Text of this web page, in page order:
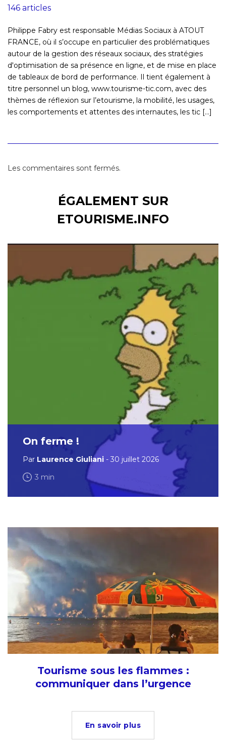
146 articles
Philippe Fabry est responsable Médias Sociaux à ATOUT
FRANCE, où il s’occupe en particulier des problématiques
autour de la gestion des réseaux sociaux, des stratégies
d'optimisation de sa présence en ligne, et de mise en place
de tableaux de bord de performance. Il tient également à
titre personnel un blog, www.tourisme-tic.com, avec des
thèmes de réflexion sur l’etourisme, la mobilité, les usages,
les comportements et attentes des internautes, les tic [...]
Les commentaires sont fermés.
ÉGALEMENT SUR
ETOURISME.INFO
On ferme !
Par Laurence Giuliani - 30 juillet 2026
3 min
Tourisme sous les flammes :
communiquer dans l’urgence
En savoir plus